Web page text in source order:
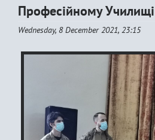
Професійному Училищі
Wednesday, 8 December 2021, 23:15